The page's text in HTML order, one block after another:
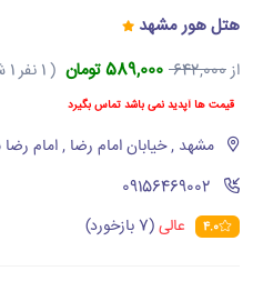
هتل هور مشهد
از642,000 589,000 تومان ( 1 نفر 1 شب)
قیمت ها آپدید نمی باشد تماس بگیرد
مشهد , خیابان امام رضا , امام رضا 5 , چهنو 2
‪09156469002‬
4.0 عالی(7 بازخورد)